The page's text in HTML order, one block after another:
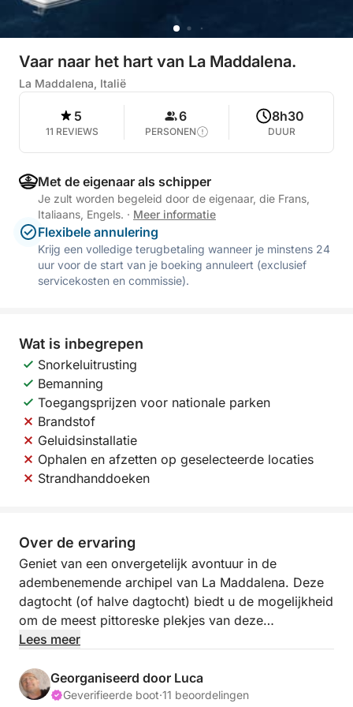
Vaar naar het hart van La Maddalena.
La Maddalena, Italië
5
11 REVIEWS
6
PERSONEN
8h30
DUUR
Met de eigenaar als schipper
Je zult worden begeleid door de eigenaar, die Frans,
Italiaans, Engels. · Meer informatie
Flexibele annulering
Krijg een volledige terugbetaling wanneer je minstens 24
uur voor de start van je boeking annuleert (exclusief
servicekosten en commissie).
Wat is inbegrepen
Snorkeluitrusting
Bemanning
Toegangsprijzen voor nationale parken
Brandstof
Geluidsinstallatie
Ophalen en afzetten op geselecteerde locaties
Strandhanddoeken
Over de ervaring
Geniet van een onvergetelijk avontuur in de
adembenemende archipel van La Maddalena. Deze
dagtocht (of halve dagtocht) biedt u de mogelijkheid
om de meest pittoreske plekjes van deze
fascinerende eilanden te ontdekken. Met de
gemakkelijk afgelegen stranden, verborgen baaien
en inhammen, waar u kunt genieten van kristalhelder
Lees meer
Georganiseerd door Luca
Geverifieerde boot·11 beoordelingen